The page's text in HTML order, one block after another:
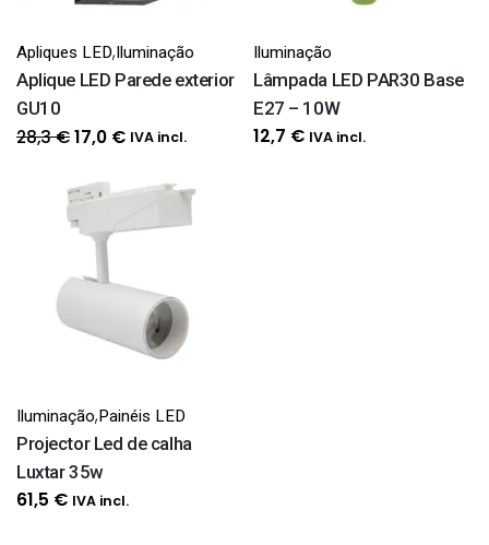
Apliques LED,Iluminação
Aplique LED Parede exterior
GU10
28,3€O
original
era:
28,3 €.
17,0 €O
atual
IVA incl.
Iluminação
Lâmpada LED PAR30 Base
E27 – 10W
12,7 € IVA incl.
Iluminação,Painéis LED
Projector Led de calha
Luxtar 35w
61,5 € IVA incl.